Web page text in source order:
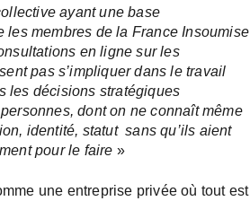
ayant une base
les membres de la France Insoumise
en ligne sur les
pas s’impliquer dans le travail
les décisions stratégiques
dont on ne connaît même
identité, statut ­ sans qu’ils aient
pour le faire »
une entreprise privée où tout est